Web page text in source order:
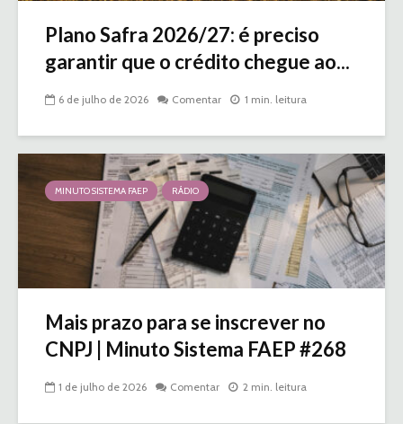
Plano Safra 2026/27: é preciso
garantir que o crédito chegue ao...
6 de julho de 2026 Comentar 1 min. leitura
MINUTO SISTEMA FAEP RÁDIO
Mais prazo para se inscrever no
CNPJ | Minuto Sistema FAEP #268
1 de julho de 2026 Comentar 2 min. leitura